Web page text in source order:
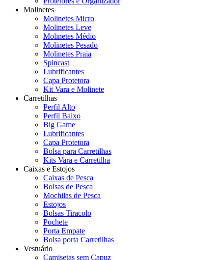
Molinetes
Molinetes Micro
Molinetes Leve
Molinetes Médio
Molinetes Pesado
Molinetes Praia
Spincast
Lubrificantes
Capa Protetora
Kit Vara e Molinete
Carretilhas
Perfil Alto
Perfil Baixo
Big Game
Lubrificantes
Capa Protetora
Bolsa para Carretilhas
Kits Vara e Carretilha
Caixas e Estojos
Caixas de Pesca
Bolsas de Pesca
Mochilas de Pesca
Estojos
Bolsas Tiracolo
Pochete
Porta Empate
Bolsa porta Carretilhas
Vestuário
Camisetas sem Capuz